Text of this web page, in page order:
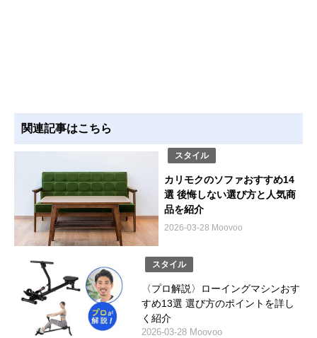
関連記事はこちら
スタイル
カリモクのソファおすすめ14
選 後悔しない選び方と人気商
品を紹介
2026-03-28 Moovoo
スタイル
〈プロ解説〉ローイングマシンおす
すめ13選 選び方のポイントを詳し
く紹介
2026-03-28 Moovoo